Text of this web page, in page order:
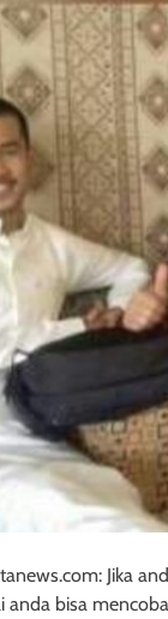
Jika
anda bisa